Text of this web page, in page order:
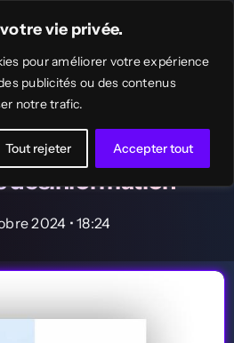
vie privée.
pour améliorer votre expérience
publicités ou des contenus
notre trafic.
Tout rejeter Accepter tout
Navigation
Top
Actu IA
son IA avec un
Reuters, ciblant
désinformation
2024 • 18:24